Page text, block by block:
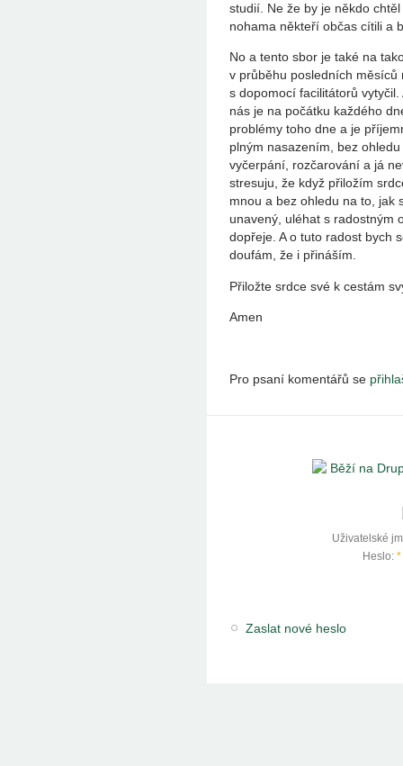
studií. Ne že by je někdo
nohama někteří občas cítili a
No a tento sbor je také na
v průběhu posledních
s dopomocí facilitátorů
nás je na počátku každého
problémy toho dne a je
plným nasazením, bez
vyčerpání, rozčarování a já
stresuju, že když přiložím
mnou a bez ohledu na to, jak
unavený, uléhat s radostným
dopřeje. A o tuto radost bych
doufám, že i přináším.
Přiložte srdce své k cestám
Amen
Pro psaní komentářů se
Uživatelské
Heslo: *
Zaslat nové heslo